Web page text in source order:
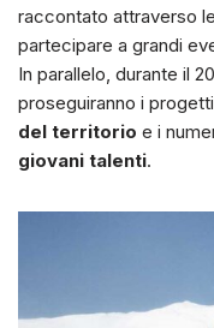
raccontato attraverso
partecipare a grandi
In parallelo, durante il
proseguiranno i
del territorio e i
giovani talenti.